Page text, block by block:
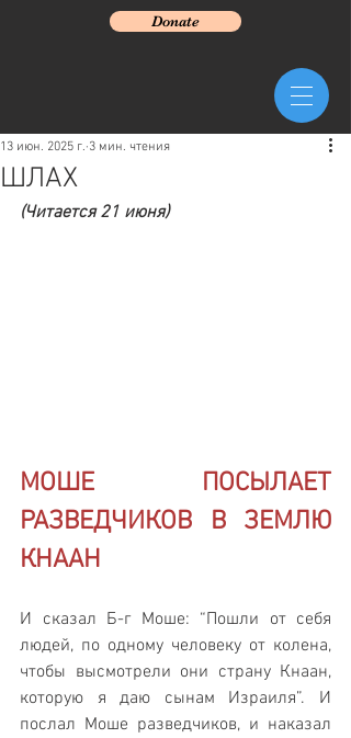
Donate
ШЛАХ
13 июн. 2025 г. 3 мин. чтения
(Читается 21 июня)
МОШЕ ПОСЫЛАЕТ
РАЗВЕДЧИКОВ В ЗЕМЛЮ
КНААН
И сказал Б-г Моше: “Пошли от себя
людей, по одному человеку от колена,
чтобы высмотрели они страну Кнаан,
которую я даю сынам Израиля”. И
послал Моше разведчиков, и наказал